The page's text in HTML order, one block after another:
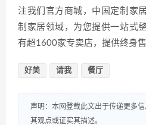
注我们官方商城，中国定制家
制家居领域，为您提供一站式
有超1600家专卖店，提供终身售
好美 请我 餐厅
声明：本网登载此文出于传递更多
其观点或证实其描述。